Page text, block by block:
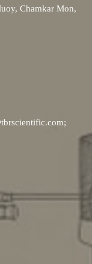
Chamkar Mon,